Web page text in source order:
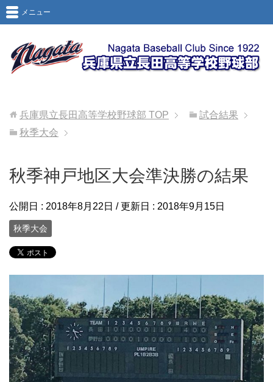
メニュー
兵庫県立長田高等学校野球部 TOP
試合結果
秋季大会
秋季神戸地区大会準決勝の結果
公開日 : 2018年8月22日 / 更新日 : 2018年9月15日
秋季大会